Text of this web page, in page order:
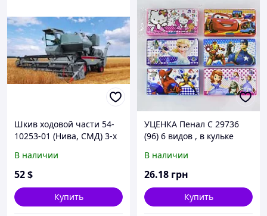
Шкив ходовой части 54-
10253-01 (Нива, СМД) 3-х
ступицей
В наличии
52$
Купить
УЦЕНКА Пенал С 29736
(96) 6 видов , в кульке
ЧАСТЬ
В наличии
26.18 грн
Купить